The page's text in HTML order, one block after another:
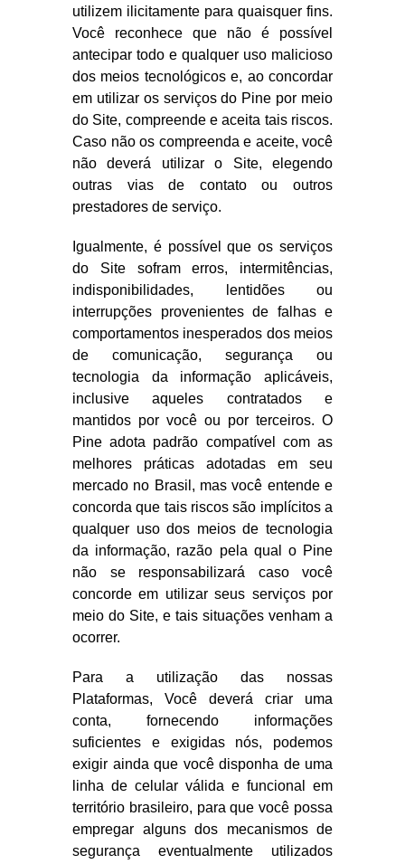
utilizem ilicitamente para quaisquer fins.
Você reconhece que não é possível
antecipar todo e qualquer uso malicioso
dos meios tecnológicos e, ao concordar
em utilizar os serviços do Pine por meio
do Site, compreende e aceita tais riscos.
Caso não os compreenda e aceite, você
não deverá utilizar o Site, elegendo
outras vias de contato ou outros
prestadores de serviço.
Igualmente, é possível que os serviços
do Site sofram erros, intermitências,
indisponibilidades, lentidões ou
interrupções provenientes de falhas e
comportamentos inesperados dos meios
de comunicação, segurança ou
tecnologia da informação aplicáveis,
inclusive aqueles contratados e
mantidos por você ou por terceiros. O
Pine adota padrão compatível com as
melhores práticas adotadas em seu
mercado no Brasil, mas você entende e
concorda que tais riscos são implícitos a
qualquer uso dos meios de tecnologia
da informação, razão pela qual o Pine
não se responsabilizará caso você
concorde em utilizar seus serviços por
meio do Site, e tais situações venham a
ocorrer.
Para a utilização das nossas
Plataformas, Você deverá criar uma
conta, fornecendo informações
suficientes e exigidas nós, podemos
exigir ainda que você disponha de uma
linha de celular válida e funcional em
território brasileiro, para que você possa
empregar alguns dos mecanismos de
segurança eventualmente utilizados